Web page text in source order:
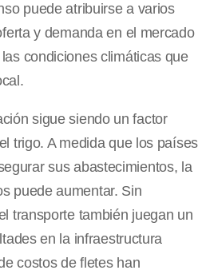
puede atribuirse a varios
y demanda en el mercado
condiciones climáticas que
sigue siendo un factor
trigo. A medida que los países
sus abastecimientos, la
puede aumentar. Sin
transporte también juegan un
en la infraestructura
costos de fletes han